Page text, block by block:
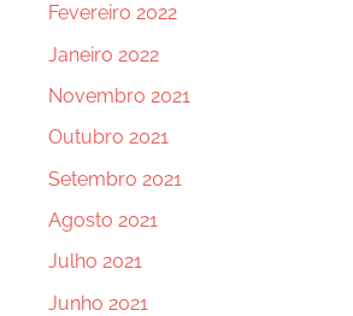
Fevereiro 2022
Janeiro 2022
Novembro 2021
Outubro 2021
Setembro 2021
Agosto 2021
Julho 2021
Junho 2021